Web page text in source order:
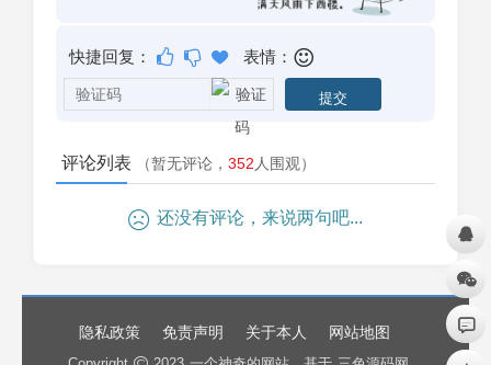
快捷回复： 表情：
评论列表 （暂无评论， 352人围观）
还没有评论，来说两句吧...
隐私政策 免责声明 关于本人 网站地图